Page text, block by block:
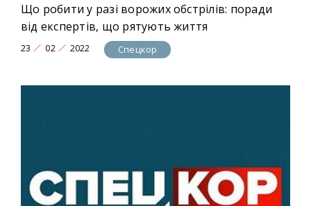
Що робити у разі ворожих обстрілів: поради
від експертів, що рятують життя
23 02 2022 Спецкор